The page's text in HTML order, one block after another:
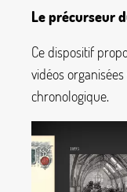
Le précurseur
Ce dispositif
vidéos
chronologique.